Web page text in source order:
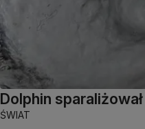
Dolphin
ŚWIAT